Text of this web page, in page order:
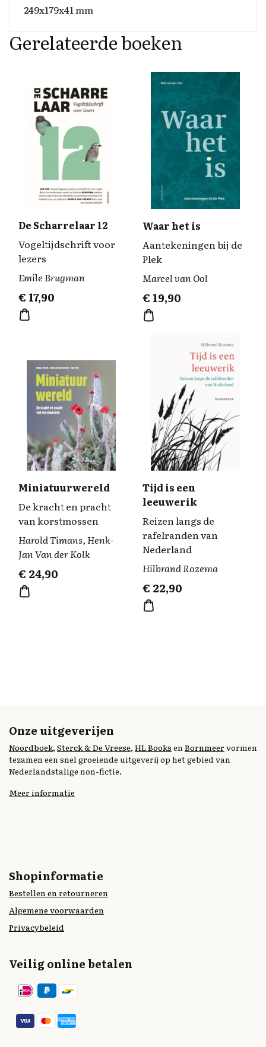
249x179x41 mm
Gerelateerde boeken
De Scharrelaar 12
Vogeltijdschrift voor
lezers
Emile Brugman
€ 17,90
Waar het is
Aantekeningen bij de
Plek
Marcel van Ool
€ 19,90
Miniatuurwereld
De kracht en pracht
van korstmossen
Harold Timans, Henk-
Jan Van der Kolk
€ 24,90
Tijd is een
leeuwerik
Reizen langs de
rafelranden van
Nederland
Hilbrand Rozema
€ 22,90
Onze uitgeverijen
Noordboek, Sterck & De Vreese, HL Books enBornmeervormen
tezamen een snel groeiende uitgeverij op het gebied van
Nederlandstalige non-fictie.
Meer informatie
Shopinformatie
Bestellen en retourneren
Algemene voorwaarden
Privacybeleid
Veilig online betalen